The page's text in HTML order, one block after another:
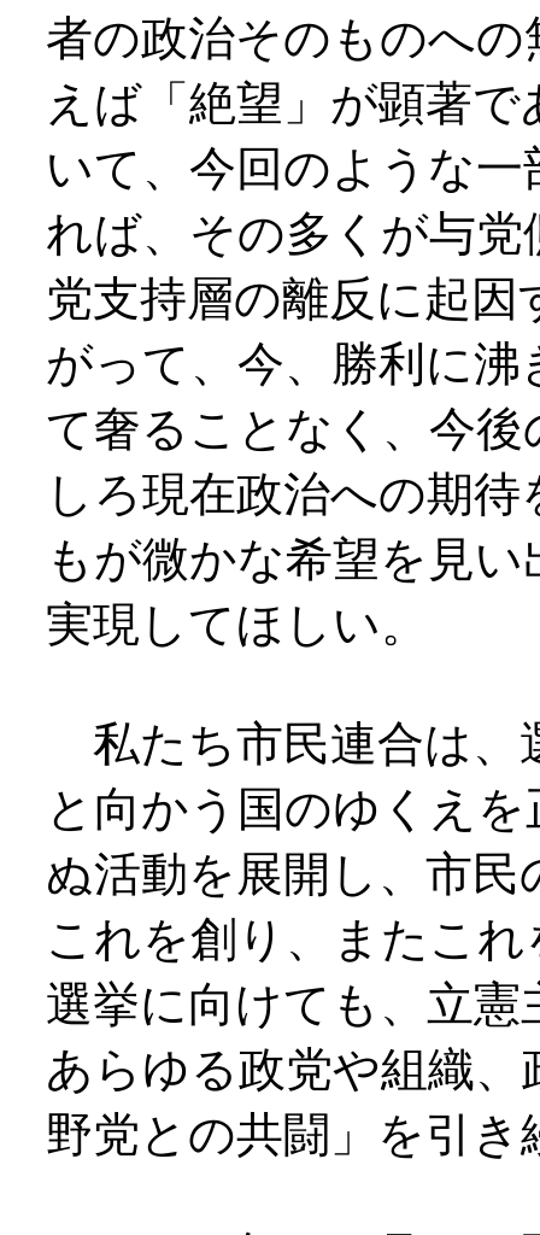
者の政治そのものへ
えば「絶望」が顕著
いて、今回のような
れば、その多くが与
党支持層の離反に起
がって、今、勝利に
て奢ることなく、今
しろ現在政治への期
もが微かな希望を見
実現してほしい。
私たち市民連合は、
と向かう国のゆくえ
ぬ活動を展開し、市
これを創り、またこ
選挙に向けても、立
あらゆる政党や組織
野党との共闘」を引